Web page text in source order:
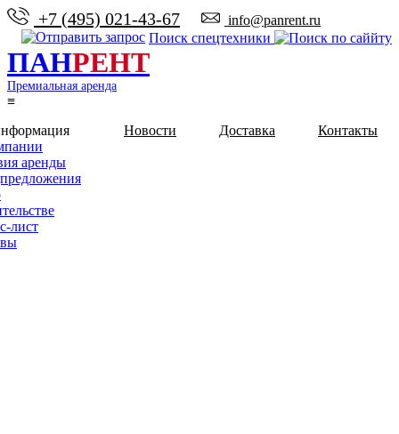
+7 (495) 021-43-67
info@panrent.ru
Поиск спецтехники
ПАНРЕНТ
Премиальная аренда
≡
аренды
лист
Новости Доставка Контакты